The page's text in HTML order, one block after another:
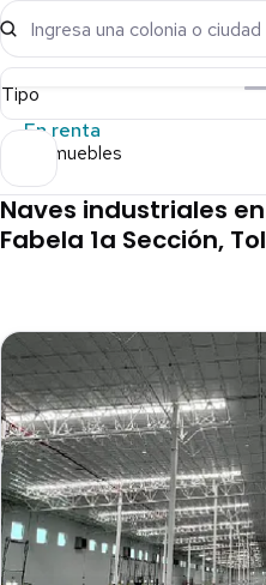
Ingresa una colonia o ciudad
Tipo
En renta
3 inmuebles
Naves industriales
Fabela 1a Sección,